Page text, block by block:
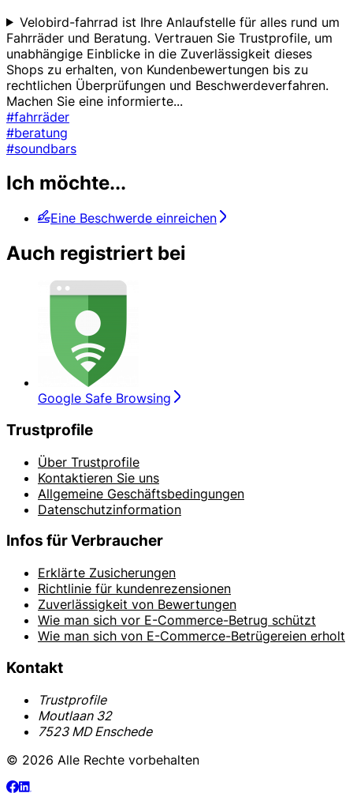
Velobird-fahrrad ist Ihre Anlaufstelle für alles rund um
Fahrräder und Beratung. Vertrauen Sie Trustprofile, um
unabhängige Einblicke in die Zuverlässigkeit dieses
Shops zu erhalten, von Kundenbewertungen bis zu
rechtlichen Überprüfungen und Beschwerdeverfahren.
Machen Sie eine informierte...
#fahrräder
#beratung
#soundbars
Ich möchte...
Eine Beschwerde einreichen
Auch registriert bei
Google Safe Browsing
Trustprofile
Über Trustprofile
Kontaktieren Sie uns
Allgemeine Geschäftsbedingungen
Datenschutzinformation
Infos für Verbraucher
Erklärte Zusicherungen
Richtlinie für kundenrezensionen
Zuverlässigkeit von Bewertungen
Wie man sich vor E-Commerce-Betrug schützt
Wie man sich von E-Commerce-Betrügereien erholt
Kontakt
Trustprofile
Moutlaan 32
7523 MD Enschede
© 2026 Alle Rechte vorbehalten